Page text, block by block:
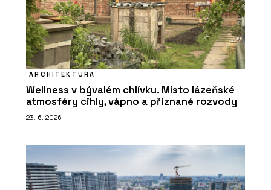
ARCHITEKTURA
Wellness v bývalém chlívku. Místo lázeňské
atmosféry cihly, vápno a přiznané rozvody
23. 6. 2026